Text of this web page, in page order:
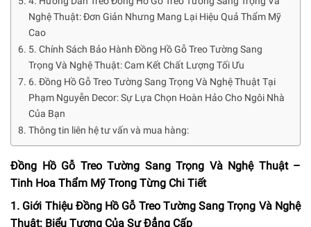
Nghệ Thuật: Đơn Giản Nhưng Mang Lại Hiệu Quả Thẩm Mỹ
Cao
5. Chính Sách Bảo Hành Đồng Hồ Gỗ Treo Tường Sang
Trọng Và Nghệ Thuật: Cam Kết Chất Lượng Tối Ưu
6. Đồng Hồ Gỗ Treo Tường Sang Trọng Và Nghệ Thuật Tại
Phạm Nguyễn Decor: Sự Lựa Chọn Hoàn Hảo Cho Ngôi Nhà
Của Bạn
Thông tin liên hệ tư vấn và mua hàng:
Đồng Hồ Gỗ Treo Tường Sang Trọng Và Nghệ Thuật –
Tinh Hoa Thẩm Mỹ Trong Từng Chi Tiết
1. Giới Thiệu Đồng Hồ Gỗ Treo Tường Sang Trọng Và Nghệ
Thuật: Biểu Tượng Của Sự Đẳng Cấp